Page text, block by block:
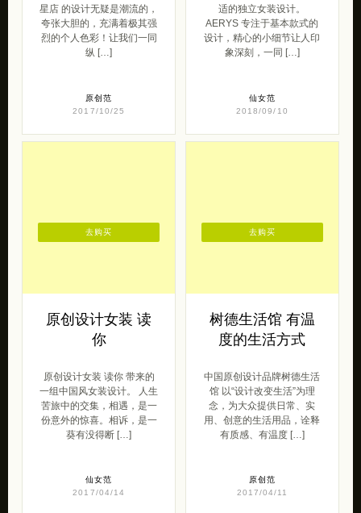
星店 的设计无疑是潮流的，
夸张大胆的，充满着极其强
烈的个人色彩！让我们一同
纵 […]
原创范
2017/10/25
适的独立女装设计。
AERYS 专注于基本款式的
设计，精心的小细节让人印
象深刻，一同 […]
仙女范
2018/09/10
原创设计女装 读
你
原创设计女装 读你 带来的
一组中国风女装设计。 人生
苦旅中的交集，相遇，是一
份意外的惊喜。相诉，是一
葵有没得断 […]
仙女范
2017/04/14
去购买
树德生活馆 有温
度的生活方式
中国原创设计品牌树德生活
馆 以“设计改变生活”为理
念，为大众提供日常、实
用、创意的生活用品，诠释
有质感、有温度 […]
原创范
2017/04/11
去购买